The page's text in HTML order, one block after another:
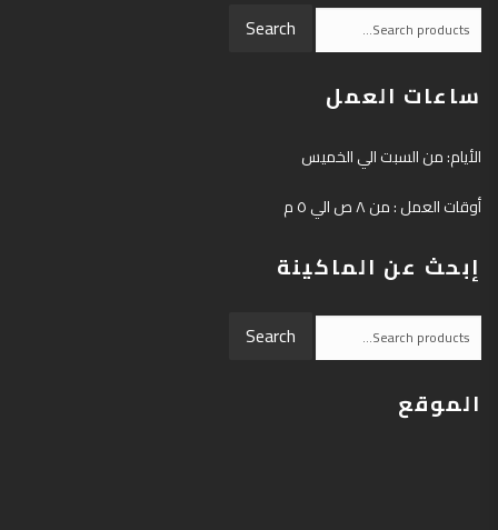
Search
for:
Search
ساعات العمل
الأيام: من السبت الي الخميس
أوقات العمل : من ٨ ص الي ٥ م
إبحث عن الماكينة
Search
for:
Search
الموقع